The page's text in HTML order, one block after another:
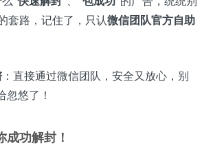
套路，记住了，只认微信团队官方自助
：直接通过微信团队，安全又放心，别
忽悠了！
成功解封！